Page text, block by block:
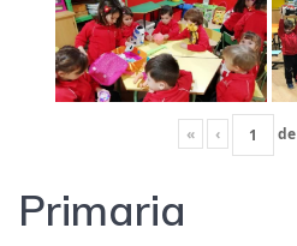
« ‹ de
Primaria